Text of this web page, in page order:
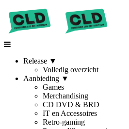
Release ▼
Volledig overzicht
Aanbieding ▼
Games
Merchandising
CD DVD & BRD
IT en Accessoires
Retro-gaming